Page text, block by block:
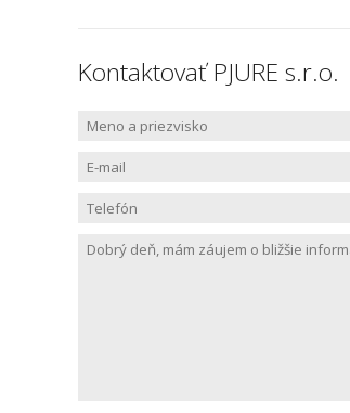
Kontaktovať PJURE s.r.o.